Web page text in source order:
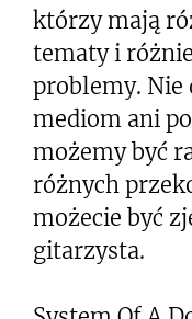
którzy mają
tematy i
problemy. Nie
mediom ani
możemy być
różnych
możecie być
gitarzysta.